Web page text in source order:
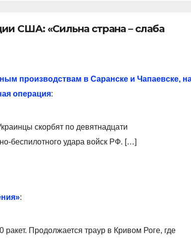
США: «Сильна страна – слаба
производствам в Саранске и Чапаевске,
операция:
скорбят по девятнадцати
беспилотного удара войск РФ. […]
:
Продолжается траур в Кривом Роге, где